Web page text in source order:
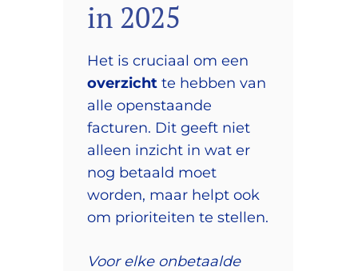
in 2025
Het is cruciaal om een
overzicht te hebben van
alle openstaande
facturen. Dit geeft niet
alleen inzicht in wat er
nog betaald moet
worden, maar helpt ook
om prioriteiten te stellen.
Voor elke onbetaalde